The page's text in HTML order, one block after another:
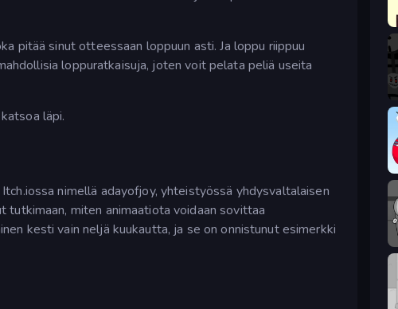
pitää sinut otteessaan loppuun asti. Ja loppu riippuu
loppuratkaisuja, joten voit pelata peliä useita
läpi.
nimellä adayofjoy, yhteistyössä yhdysvaltalaisen
tutkimaan, miten animaatiota voidaan sovittaa
kesti vain neljä kuukautta, ja se on onnistunut esimerkki